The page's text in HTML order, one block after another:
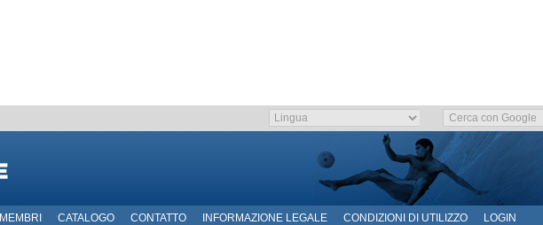
MEMBRI CATALOGO CONTATTO INFORMAZIONE LEGALE CONDIZIONI DI UTILIZZO LOGIN